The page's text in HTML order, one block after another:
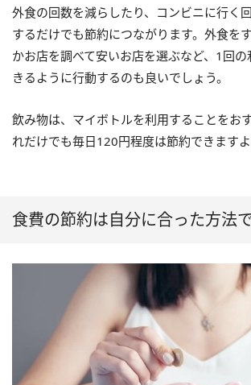
外食の回数を減らしたり、コンビニに行く
するだけでも節約につながります。外食を
かお店を調べて安いお店を選ぶなど、1回
きるように行動するのも良いでしょう。
飲み物は、マイボトルを利用することをお
れだけでも毎日120円程度は節約できますよ
食費の節約は自分に合った方法